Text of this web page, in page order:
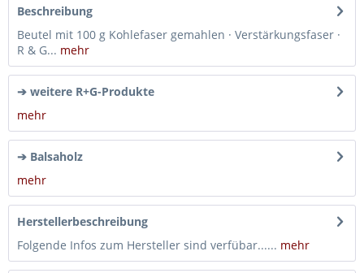
Beschreibung
Beutel mit 100 g Kohlefaser gemahlen · Verstärkungsfaser ·
R & G... mehr
➔ weitere R+G-Produkte
mehr
➔ Balsaholz
mehr
Herstellerbeschreibung
Folgende Infos zum Hersteller sind verfübar...... mehr